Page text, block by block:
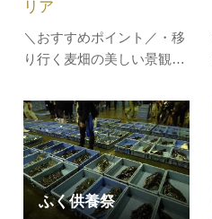
＼おすすめポイント／・移
り行く麦畑の美しい景観と
台地の麓に住む人々との暮
らしぶりについて分かりや
すく解説します。・ご当地
の文化や歴史に触れたい人
におすすめ！※お申込み・
詳細は、こちらをご確認く
リア
ふく供養祭